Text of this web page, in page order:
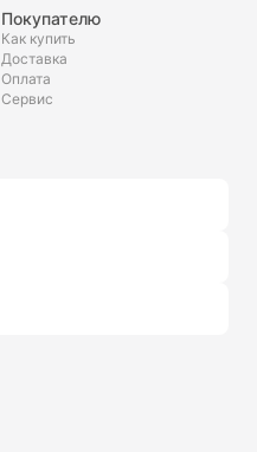
Покупателю
Как купить
Доставка
Оплата
Сервис